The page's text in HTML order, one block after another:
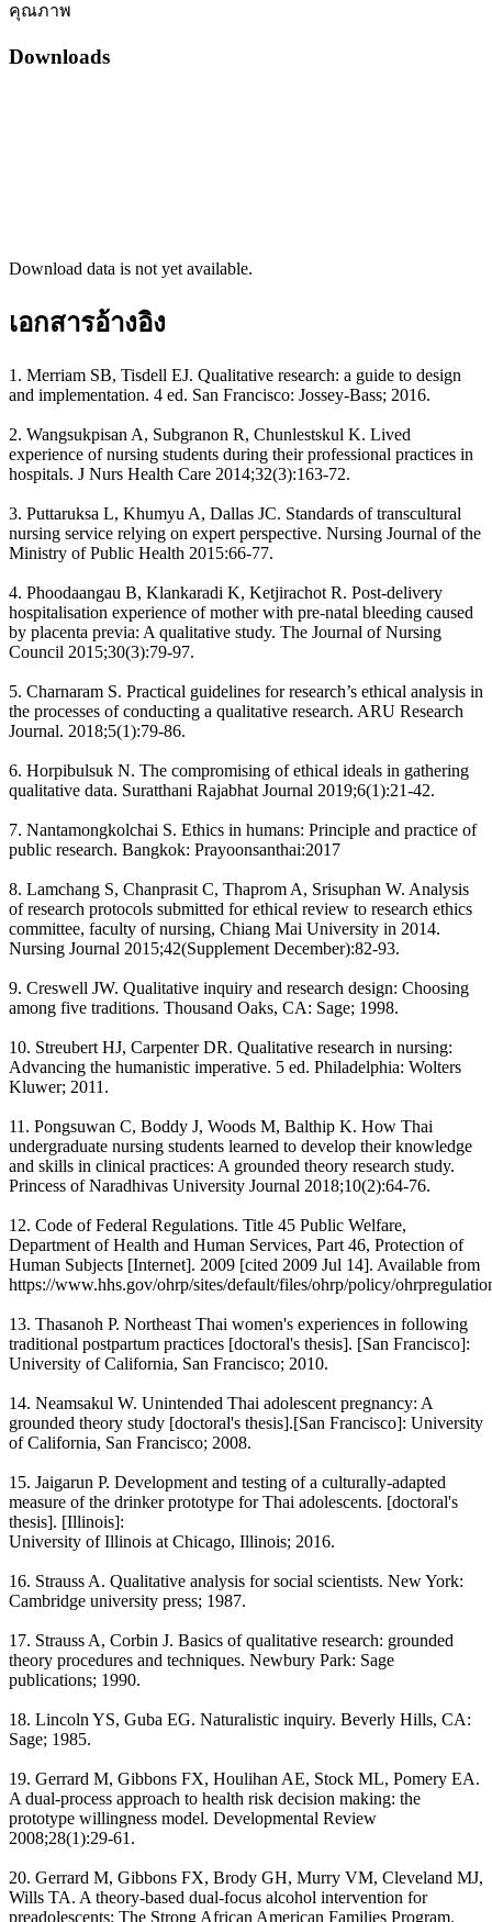
คุณภาพ
Downloads
Download data is not yet available.
เอกสารอ้างอิง
1. Merriam SB, Tisdell EJ. Qualitative research: a guide to design
and implementation. 4 ed. San Francisco: Jossey-Bass; 2016.
2. Wangsukpisan A, Subgranon R, Chunlestskul K. Lived
experience of nursing students during their professional practices in
hospitals. J Nurs Health Care 2014;32(3):163-72.
3. Puttaruksa L, Khumyu A, Dallas JC. Standards of transcultural
nursing service relying on expert perspective. Nursing Journal of the
Ministry of Public Health 2015:66-77.
4. Phoodaangau B, Klankaradi K, Ketjirachot R. Post-delivery
hospitalisation experience of mother with pre-natal bleeding caused
by placenta previa: A qualitative study. The Journal of Nursing
Council 2015;30(3):79-97.
5. Charnaram S. Practical guidelines for research’s ethical analysis in
the processes of conducting a qualitative research. ARU Research
Journal. 2018;5(1):79-86.
6. Horpibulsuk N. The compromising of ethical ideals in gathering
qualitative data. Suratthani Rajabhat Journal 2019;6(1):21-42.
7. Nantamongkolchai S. Ethics in humans: Principle and practice of
public research. Bangkok: Prayoonsanthai:2017
8. Lamchang S, Chanprasit C, Thaprom A, Srisuphan W. Analysis
of research protocols submitted for ethical review to research ethics
committee, faculty of nursing, Chiang Mai University in 2014.
Nursing Journal 2015;42(Supplement December):82-93.
9. Creswell JW. Qualitative inquiry and research design: Choosing
among five traditions. Thousand Oaks, CA: Sage; 1998.
10. Streubert HJ, Carpenter DR. Qualitative research in nursing:
Advancing the humanistic imperative. 5 ed. Philadelphia: Wolters
Kluwer; 2011.
11. Pongsuwan C, Boddy J, Woods M, Balthip K. How Thai
undergraduate nursing students learned to develop their knowledge
and skills in clinical practices: A grounded theory research study.
Princess of Naradhivas University Journal 2018;10(2):64-76.
12. Code of Federal Regulations. Title 45 Public Welfare,
Department of Health and Human Services, Part 46, Protection of
Human Subjects [Internet]. 2009 [cited 2009 Jul 14]. Available from
https://www.hhs.gov/ohrp/sites/default/files/ohrp/policy/
13. Thasanoh P. Northeast Thai women's experiences in following
traditional postpartum practices [doctoral's thesis]. [San Francisco]:
University of California, San Francisco; 2010.
14. Neamsakul W. Unintended Thai adolescent pregnancy: A
grounded theory study [doctoral's thesis].[San Francisco]: University
of California, San Francisco; 2008.
15. Jaigarun P. Development and testing of a culturally-adapted
measure of the drinker prototype for Thai adolescents. [doctoral's
thesis]. [Illinois]:
University of Illinois at Chicago, Illinois; 2016.
16. Strauss A. Qualitative analysis for social scientists. New York:
Cambridge university press; 1987.
17. Strauss A, Corbin J. Basics of qualitative research: grounded
theory procedures and techniques. Newbury Park: Sage
publications; 1990.
18. Lincoln YS, Guba EG. Naturalistic inquiry. Beverly Hills, CA:
Sage; 1985.
19. Gerrard M, Gibbons FX, Houlihan AE, Stock ML, Pomery EA.
A dual-process approach to health risk decision making: the
prototype willingness model. Developmental Review
2008;28(1):29-61.
20. Gerrard M, Gibbons FX, Brody GH, Murry VM, Cleveland MJ,
Wills TA. A theory-based dual-focus alcohol intervention for
preadolescents: The Strong African American Families Program.